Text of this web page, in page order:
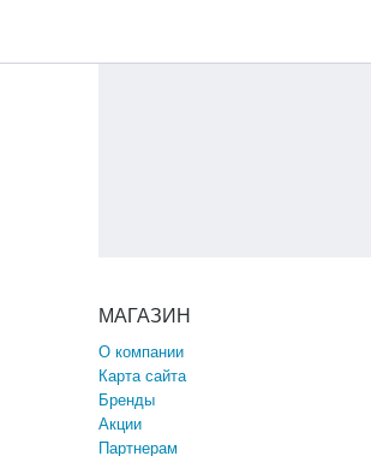
МАГАЗИН
О компании
Карта сайта
Бренды
Акции
Партнерам